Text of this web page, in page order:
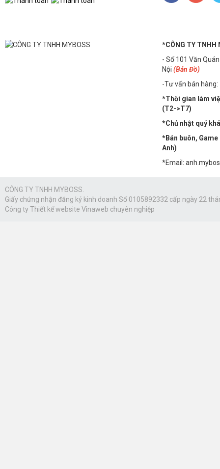
*CÔNG TY TNHH
- Số 101 Văn
Nội (Bản Đồ)
-Tư vấn bán hàng:
*Thời gian làm
(T2->T7)
*Chủ nhật quý
*Bán buôn, Game
Anh)
*Email:
CÔNG TY TNHH MYBOSS.
Giấy chứng nhận đăng ký kinh doanh Số 0105892332 cấp ngày 22
Công tyThiết kế website Vinaweb chuyên nghiệp